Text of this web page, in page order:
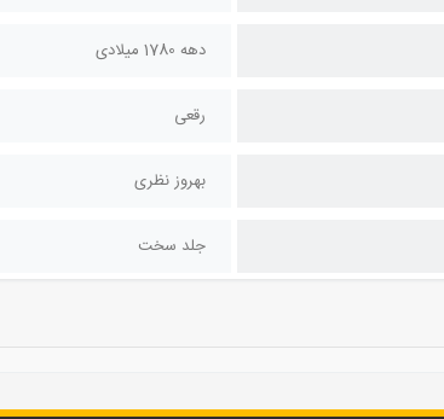
دهه 1780 میلادی
رقعی
بهروز نظری
جلد سخت